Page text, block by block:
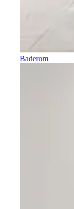
Baderom